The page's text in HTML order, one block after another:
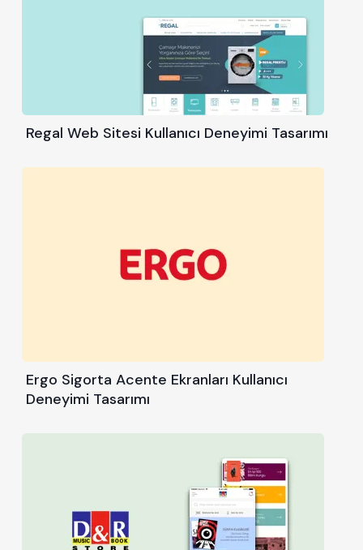
Regal Web Sitesi Kullanıcı Deneyimi Tasarımı
Ergo Sigorta Acente Ekranları Kullanıcı
Deneyimi Tasarımı